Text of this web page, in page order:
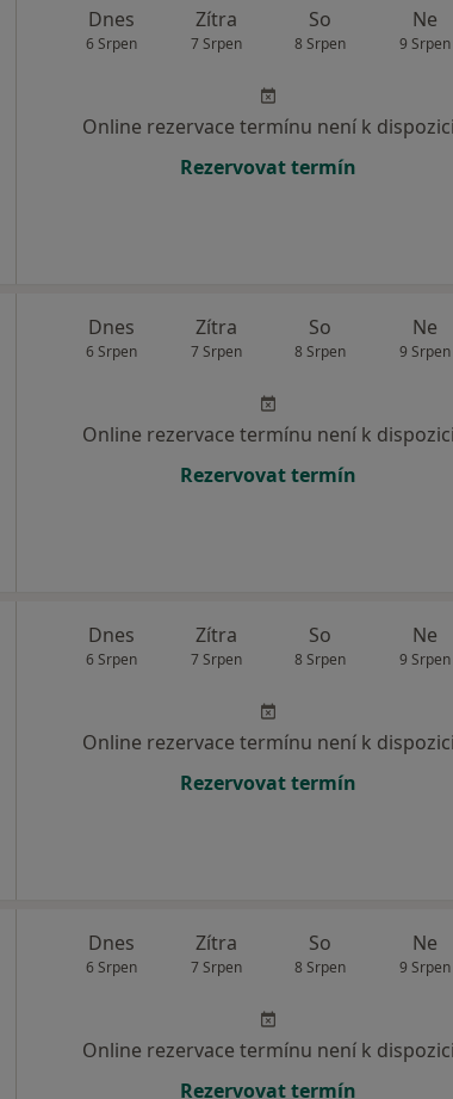
Dnes
6 Srpen
Zítra
7 Srpen
So
8 Srpen
Ne
9 Srpen
Online rezervace termínu není k dispozici
Rezervovat termín
Dnes
6 Srpen
Zítra
7 Srpen
So
8 Srpen
Ne
9 Srpen
Online rezervace termínu není k dispozici
Rezervovat termín
Dnes
6 Srpen
Zítra
7 Srpen
So
8 Srpen
Ne
9 Srpen
Online rezervace termínu není k dispozici
Rezervovat termín
Dnes
6 Srpen
Zítra
7 Srpen
So
8 Srpen
Ne
9 Srpen
Online rezervace termínu není k dispozici
Rezervovat termín